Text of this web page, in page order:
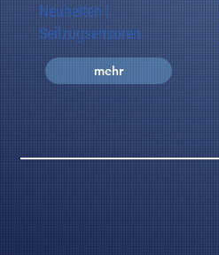
Neuheiten |
Seilzugsensoren
mehr